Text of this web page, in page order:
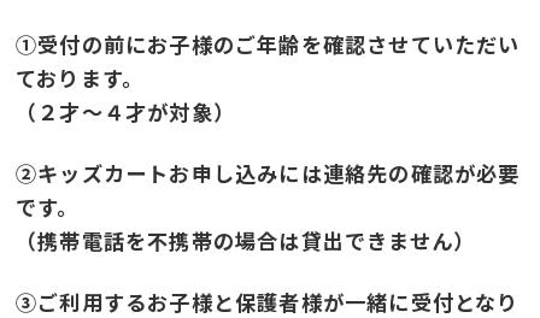
①受付の前にお子様のご年齢を確認させていただい
ております。
（２才～４才が対象）
②キッズカートお申し込みには連絡先の確認が必要
です。
（携帯電話を不携帯の場合は貸出できません）
③ご利用するお子様と保護者様が一緒に受付となり